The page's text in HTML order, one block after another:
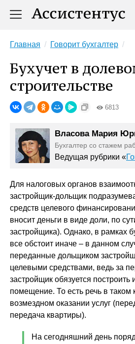
Главная Говорит бухгалтер
Бухучет в
строительстве
6813
Власова Мария
Бухгалтер со стажем
Ведущая рубрики «
Для налоговых органов
застройщик-дольщик
средств целевого
вносит деньги в виде доли, по
застройщика). Однако, в рамках
все обстоит иначе – в данном
переданные дольщиком
целевыми средствами, ведь за
застройщик обязуется
помещение. То есть речь в таком
возмездном оказании услуг
передача квартиры).
На сегодняшний день